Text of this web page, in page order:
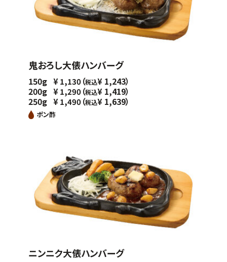
鬼おろし大俵ハンバーグ
150g ¥1,130（税込¥1,243）
200g ¥1,290（税込¥1,419）
250g ¥1,490（税込¥1,639）
ポン酢
ニンニク大俵ハンバーグ